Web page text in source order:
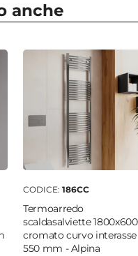
anche
CODICE: 186CC
Termoarredo
scaldasalviette 1800x600
cromato curvo interasse
550 mm - Alpina